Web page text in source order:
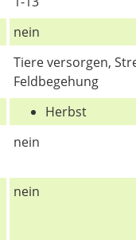
nein
Tiere versorgen,
Feldbegehung
Herbst
nein
nein